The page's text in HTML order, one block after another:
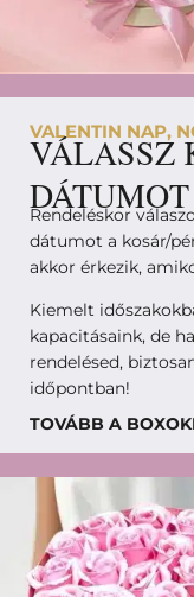
VALENTIN NAP,
VÁLASSZ
DÁTUMOT
Rendeléskor
dátumot a kosár/
akkor érkezik,
Kiemelt
kapacitásaink, de
rendelésed,
időpontban!
TOVÁBB A